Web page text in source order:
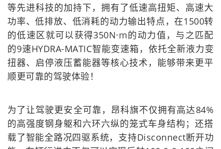
等先进科技的加持下，拥有了低速高扭矩、高速大
功率、低排放、低消耗的动力输出特点，在1500转
的低速区就可以获得350N·m的动力值，与之匹配
的9速HYDRA-MATIC智能变速箱，依托全新液力变
扭器、启停液压蓄能器等核心技术，能够带来更平
顺更可靠的驾驶体验！
为了让驾驶更安全可靠，昂科旗不仅拥有高达84%
的高强度钢身躯和六环六纵的笼式车身结构；还搭
载了智能全路况四驱系统，支持Disconnect断开功